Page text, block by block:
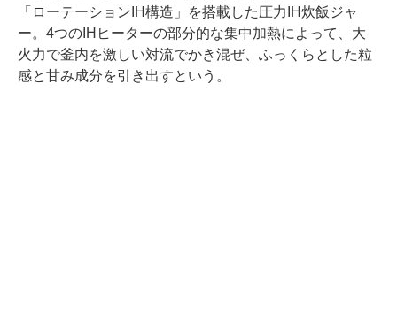
「ローテーションIH構造」を搭載した圧力IH炊飯ジャ
ー。4つのIHヒーターの部分的な集中加熱によって、大
火力で釜内を激しい対流でかき混ぜ、ふっくらとした粒
感と甘み成分を引き出すという。